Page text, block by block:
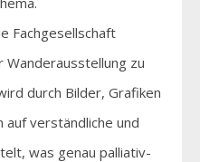
Fachgesellschaft
zu
durch Bilder, Grafiken
auf verständliche und
was genau palliativ-